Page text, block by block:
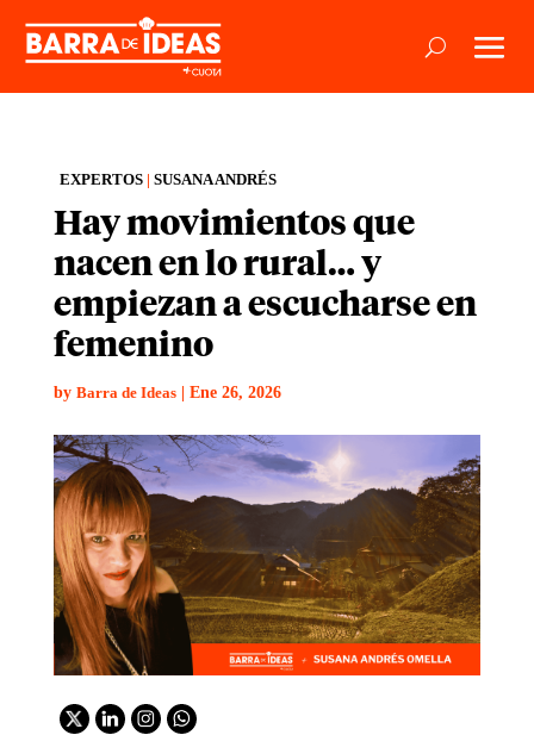
EXPERTOS| SUSANA ANDRÉS
Hay movimientos que
nacen en lo rural… y
empiezan a escucharse en
femenino
by Barra de Ideas| Ene 26, 2026